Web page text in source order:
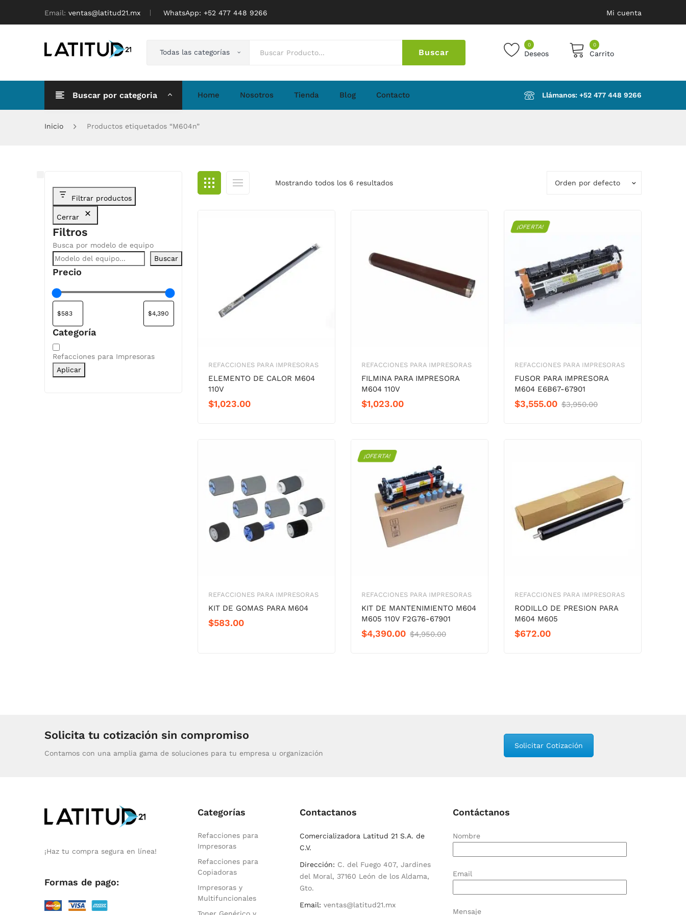
Email: ventas@latitud21.mx WhatsApp: ‪+52 477 448 9266 Mi cuenta
Todas las categorías Buscar
0
Deseos
0
Carrito
No products in the cart.
Buscar por categoria Home Nosotros Tienda Blog Contacto Llámanos: ‪+52 477 448 9266‬
Inicio Productos etiquetados “M604n”
Mostrando todos los 6 resultados Orden por defecto
REFACCIONES PARA IMPRESORAS
ELEMENTO DE CALOR M604
110V
$1,023.00
REFACCIONES PARA IMPRESORAS
FILMINA PARA IMPRESORA
M604 110V
$1,023.00
¡OFERTA!
REFACCIONES PARA IMPRESORAS
FUSOR PARA IMPRESORA
M604 E6B67-67901
$3,950.00Original
$3,555.00
Current
REFACCIONES PARA IMPRESORAS
KIT DE GOMAS PARA M604
$583.00
¡OFERTA!
REFACCIONES PARA IMPRESORAS
KIT DE MANTENIMIENTO M604
M605 110V F2G76-67901
$4,950.00Original
$4,390.00
Current
REFACCIONES PARA IMPRESORAS
RODILLO DE PRESION PARA
M604 M605
$672.00
Filtrar productos
Cerrar
Filtros
Busca por modelo de equipo
Buscar
Precio
Categoría
Categoría
Refacciones para Impresoras
Aplicar
Solicita tu cotización sin compromiso
Contamos con una amplia gama de soluciones para tu empresa u organización
Solicitar Cotización
¡Haz tu compra segura en línea!
Formas de pago:
Categorías
Refacciones para
Impresoras
Refacciones para
Copiadoras
Impresoras y
Multifuncionales
Contactanos
Comercializadora Latitud 21 S.A. de
C.V.
Dirección: C. del Fuego 407, Jardines
del Moral, 37160 León de los Aldama,
Gto.
Email: ventas@latitud21.mx
Contáctanos
Nombre
Email
Mensaje